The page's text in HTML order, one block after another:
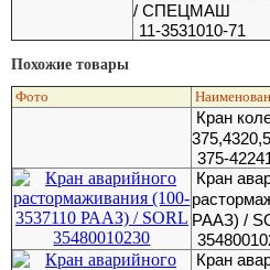
/ СПЕЦМАШ
11-3531010-71
Похожие товары
Фото
Кран
375-
Кран
РААЗ) /
Кран